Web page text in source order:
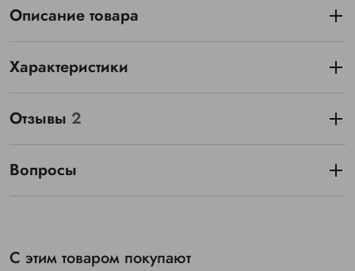
Описание товара
Характеристики
Отзывы 2
Вопросы
С этим товаром покупают